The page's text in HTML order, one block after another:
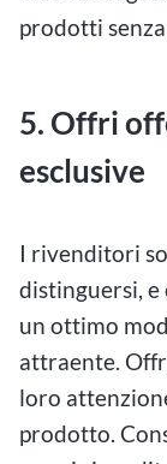
prodotti
5. Offri
esclusive
I rivenditori
distinguersi,
un ottimo
attraente.
loro
prodotto.